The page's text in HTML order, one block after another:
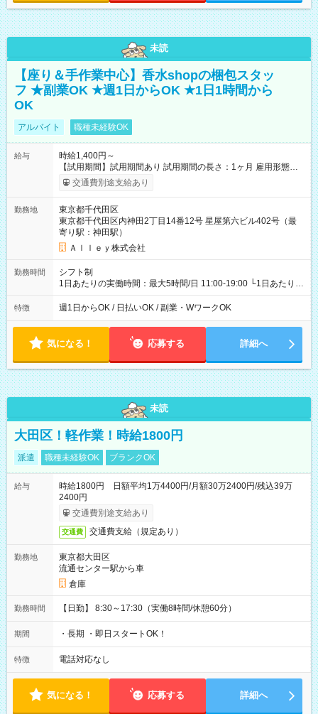
未読
【座り＆手作業中心】香水shopの梱包スタッ
フ ★副業OK ★週1日からOK ★1日1時間から
OK
アルバイト 職種未経験OK
給与
時給1,400円～
【試用期間】試用期間あり 試用期間の長さ：1ヶ月 雇用形態、
給与は本採用時と同じです。
交通費別途支給あり
勤務地
東京都千代田区
東京都千代田区内神田2丁目14番12号 星屋第六ビル402号（最
寄り駅：神田駅）
Ａｌｌｅｙ株式会社
勤務時間
シフト制
1日あたりの実働時間：最大5時間/日 11:00-19:00 └1日あたりの
実働時間：1-5時間 └上記の時間帯内であれば、いつでも勤務可
能！ └平日・土曜日の中で、お好きな曜日でご勤務いただけま
18:00 などのように、自由な働き方が可能なお仕事です！
特徴 週1日からOK / 日払いOK / 副業・WワークOK
気になる！ 応募する 詳細へ
未読
大田区！軽作業！時給1800円
派遣 職種未経験OK ブランクOK
給与
時給1800円 日額平均1万4400円/月額30万2400円/残込39万
2400円
交通費別途支給あり
交通費 交通費支給（規定あり）
勤務地
東京都大田区
流通センター駅から車
倉庫
勤務時間 【日勤】 8:30～17:30（実働8時間/休憩60分）
期間 ・長期 ・即日スタートOK！
特徴 電話対応なし
気になる！ 応募する 詳細へ